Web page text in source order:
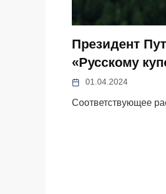
Президент
«Русскому
01.04.2024
Соответствующее